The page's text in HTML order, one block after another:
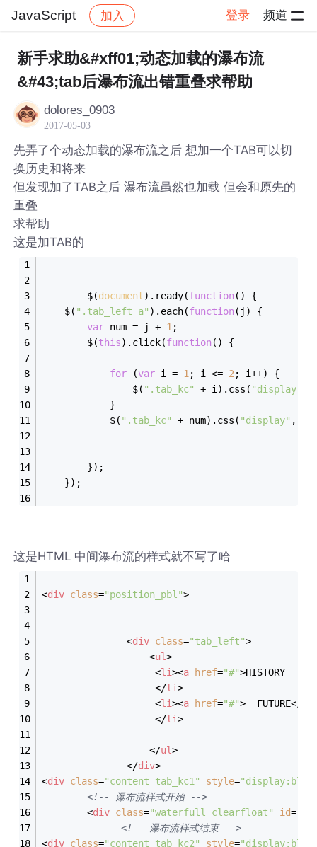
JavaScript 加入 登录 频道
社区 JavaScript 帖子详情
新手求助&#xff01;动态加载的瀑布流
&#43;tab后瀑布流出错重叠求帮助
dolores_0903
2017-05-03
先弄了个动态加载的瀑布流之后 想加一个TAB可以切
换历史和将来
但发现加了TAB之后 瀑布流虽然也加载 但会和原先的
重叠
求帮助
这是加TAB的
		$(
document).ready(function( ) {
	$(
".tab_left a" ).each(function( j ) {
var num = j + 1 ;
		$(
this).click(function( ) {
for (var i = 1 ; i <= 2 ; i++) {
				$(
".tab_kc" + i).css( "display"
			}
			$(
".tab_kc" + num).css( "display" ,
		});
	});
这是HTML 中间瀑布流的样式就不写了哈
<div class="position_pbl">
<div class="tab_left">
<ul>
<li><a href="#">HISTORY  |
</li>
<li><a href="#"> FUTURE</
</li>
</ul>
</div>
<div class="content tab_kc1" style=
<!-- 瀑布流样式开始 -->
<div class="waterfull clearfloat" id=
<!-- 瀑布流样式结束 -->
<div class="content tab_kc2" style=